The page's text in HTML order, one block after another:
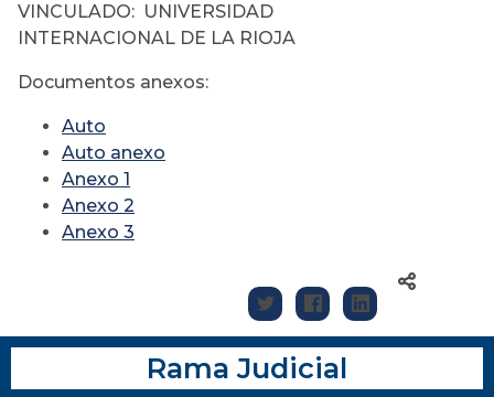
VINCULADO: UNIVERSIDAD
INTERNACIONAL DE LA RIOJA
Documentos anexos:
Auto
Auto anexo
Anexo 1
Anexo 2
Anexo 3
Rama Judicial